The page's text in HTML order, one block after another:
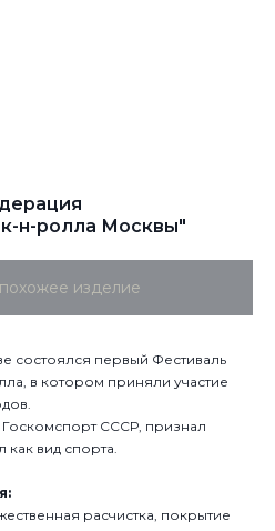
н-ролла Москвы"
изделие
состоялся первый Фестиваль
в котором приняли участие
Госкомспорт СССР, признал
вид спорта.
расчистка, покрытие